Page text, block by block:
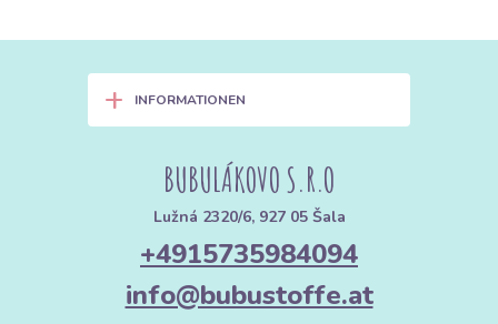
+ INFORMATIONEN
BUBULÁKOVO S.R.O
Lužná 2320/6, 927 05 Šala
+4915735984094
info@bubustoffe.at